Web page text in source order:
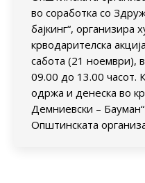
во соработка со
бајкинг“, организира
крводарителска
сабота (21 ноември),
09.00 до 13.00 часот.
одржa и денеска во
Демниевски –
Општинската